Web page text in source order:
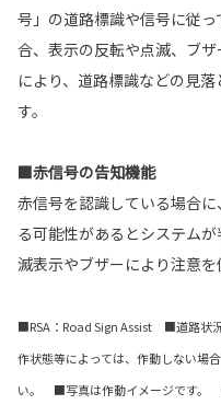
号」の道路標識や信号に従
合、表示の反転や点滅、ブ
により、道路標識などの見
す。
■赤信号の告知機能
赤信号を認識している場合
る可能性があるとシステム
滅表示やブザーにより注意を
■RSA：Road Sign Assist ■道路状
作状態等によっては、作動しない場
い。 ■写真は作動イメージです。